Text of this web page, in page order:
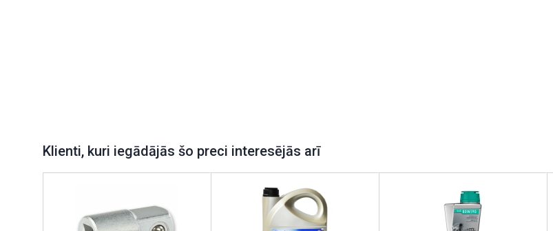
Klienti, kuri iegādājās šo preci interesējās arī